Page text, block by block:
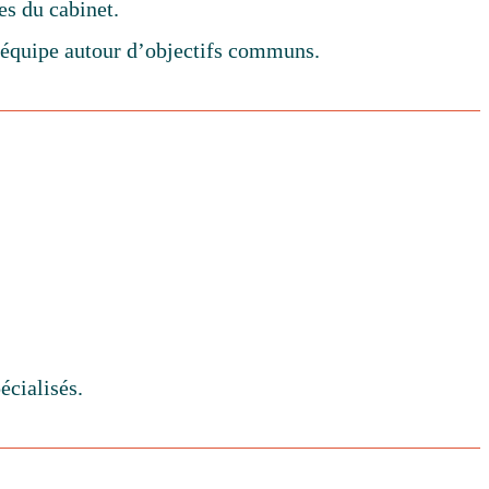
du cabinet.
autour d’objectifs communs.